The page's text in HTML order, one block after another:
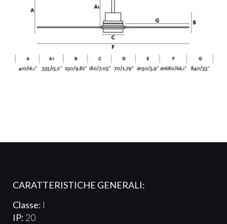
CARATTERISTICHE GENERALI:
Classe: I
IP: 20